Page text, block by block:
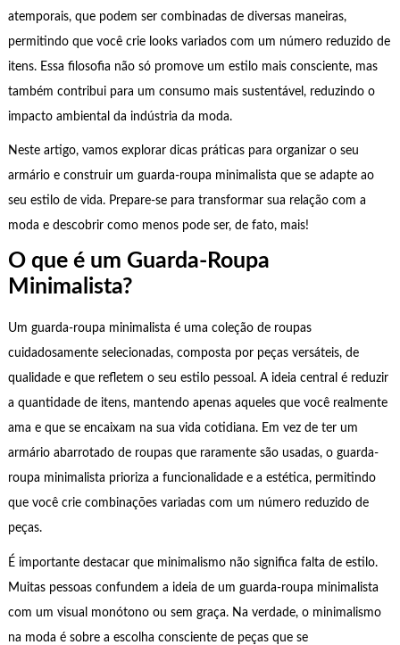
atemporais, que podem ser combinadas de diversas maneiras,
permitindo que você crie looks variados com um número reduzido de
itens. Essa filosofia não só promove um estilo mais consciente, mas
também contribui para um consumo mais sustentável, reduzindo o
impacto ambiental da indústria da moda.
Neste artigo, vamos explorar dicas práticas para organizar o seu
armário e construir um guarda-roupa minimalista que se adapte ao
seu estilo de vida. Prepare-se para transformar sua relação com a
moda e descobrir como menos pode ser, de fato, mais!
O que é um Guarda-Roupa
Minimalista?
Um guarda-roupa minimalista é uma coleção de roupas
cuidadosamente selecionadas, composta por peças versáteis, de
qualidade e que refletem o seu estilo pessoal. A ideia central é reduzir
a quantidade de itens, mantendo apenas aqueles que você realmente
ama e que se encaixam na sua vida cotidiana. Em vez de ter um
armário abarrotado de roupas que raramente são usadas, o guarda-
roupa minimalista prioriza a funcionalidade e a estética, permitindo
que você crie combinações variadas com um número reduzido de
peças.
É importante destacar que minimalismo não significa falta de estilo.
Muitas pessoas confundem a ideia de um guarda-roupa minimalista
com um visual monótono ou sem graça. Na verdade, o minimalismo
na moda é sobre a escolha consciente de peças que se